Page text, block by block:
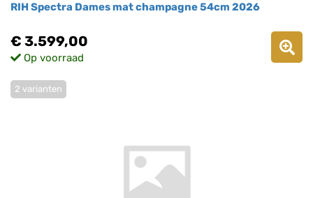
RIH Spectra Dames mat champagne 54cm 2026
€ 3.599,00
Op voorraad
2 varianten